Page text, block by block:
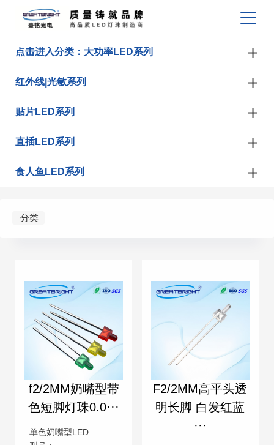
点击进入分类：大功率LED系列
红外线|光敏系列
贴片LED系列
直插LED系列
食人鱼LED系列
分类
f2/2MM奶嘴型带
色短脚灯珠0.0···
单色奶嘴型LED
F2/2MM高平头透
明长脚 白发红蓝
···